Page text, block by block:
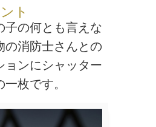
ト
子の何とも言えな
の消防士さんとの
ョンにシャッター
枚です。